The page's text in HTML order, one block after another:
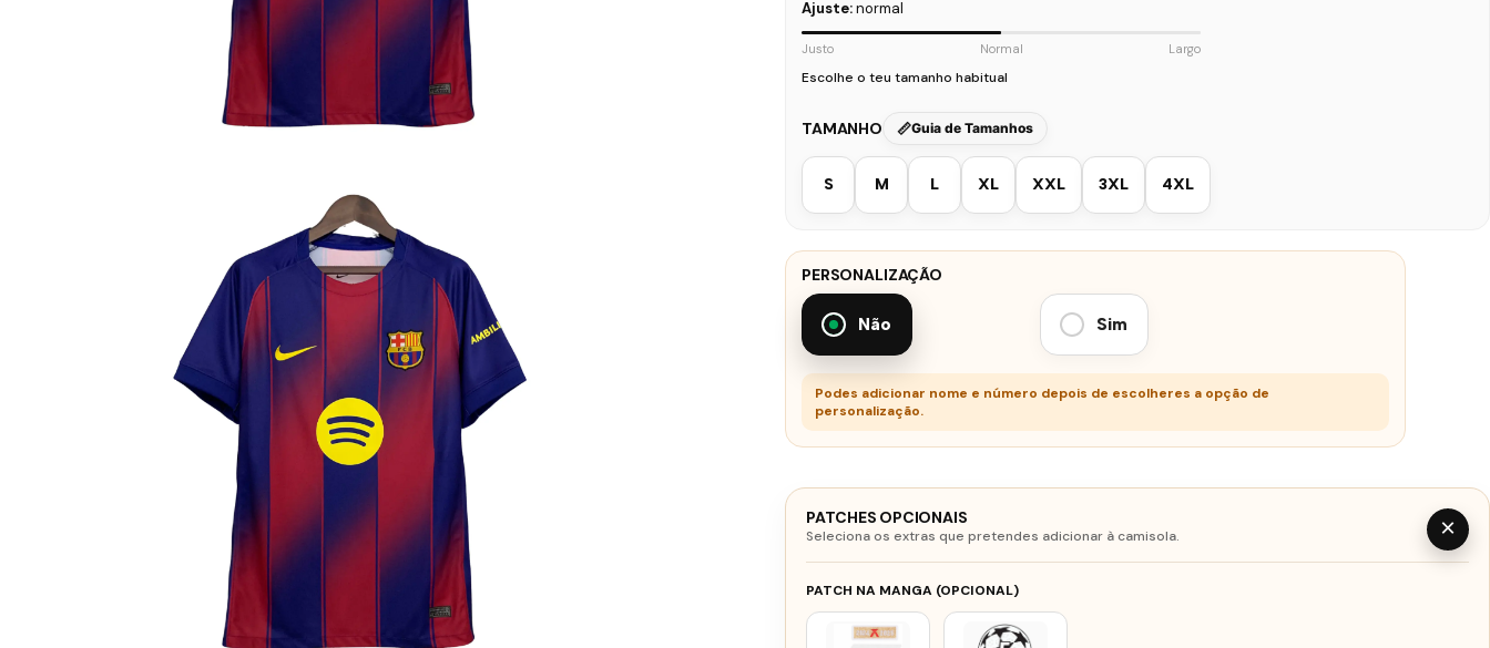
Ajuste:normal
Justo Normal Largo
Escolhe o teu tamanho habitual
TAMANHO Guia de Tamanhos
S M L XL XXL 3XL 4XL
PERSONALIZAÇÃO
Não Sim
Podes adicionar nome e número depois de escolheres a opção de
personalização.
PATCHES OPCIONAIS
Seleciona os extras que pretendes adicionar à camisola. ×
PATCH NA MANGA (OPCIONAL)